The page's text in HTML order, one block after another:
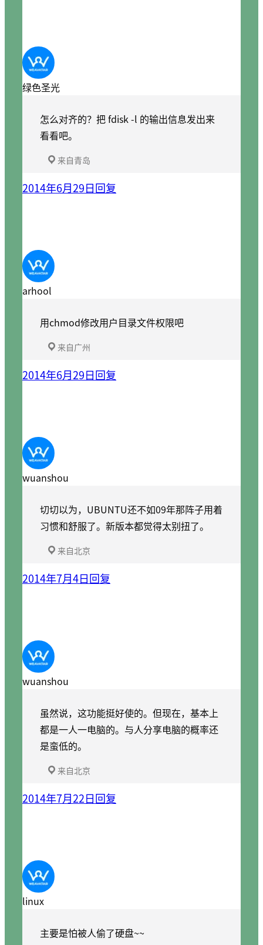
绿色圣光
怎么对齐的？把 fdisk -l 的输出信息发出来
看看吧。
来自青岛
2014年6月29日回复
arhool
用chmod修改用户目录文件权限吧
来自广州
2014年6月29日回复
wuanshou
切切以为，UBUNTU还不如09年那阵子用着
习惯和舒服了。新版本都觉得太别扭了。
来自北京
2014年7月4日回复
wuanshou
虽然说，这功能挺好使的。但现在，基本上
都是一人一电脑的。与人分享电脑的概率还
是蛮低的。
来自北京
2014年7月22日回复
linux
主要是怕被人偷了硬盘~~